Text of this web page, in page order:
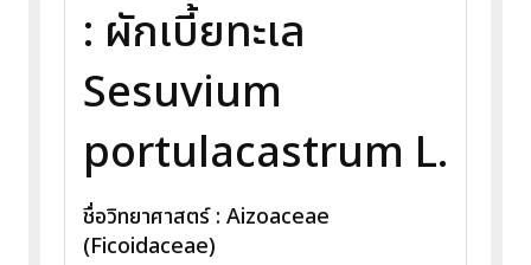
: ผักเบี้ยทะเล
Sesuvium
portulacastrum L.
ชื่อวิทยาศาสตร์ : Aizoaceae
(Ficoidaceae)